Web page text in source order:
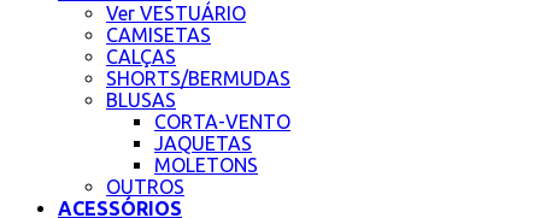
Ver VESTUÁRIO
CAMISETAS
CALÇAS
SHORTS/BERMUDAS
BLUSAS
CORTA-VENTO
JAQUETAS
MOLETONS
OUTROS
ACESSÓRIOS